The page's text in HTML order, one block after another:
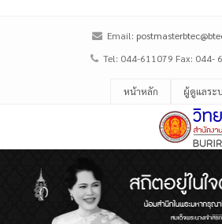
Email:
Tel: 044-611079 Fax: 044-
หน้าหลัก ผู้ดูแลระ